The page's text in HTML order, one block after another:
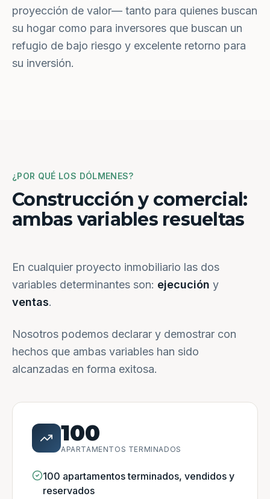
proyección de valor— tanto para quienes buscan
su hogar como para inversores que buscan un
refugio de bajo riesgo y excelente retorno para
su inversión.
¿POR QUÉ LOS DÓLMENES?
Construcción y comercial:
ambas variables resueltas
En cualquier proyecto inmobiliario las dos
variables determinantes son: ejecución y
ventas.
Nosotros podemos declarar y demostrar con
hechos que ambas variables han sido
alcanzadas en forma exitosa.
100
APARTAMENTOS TERMINADOS
100 apartamentos terminados, vendidos y
reservados